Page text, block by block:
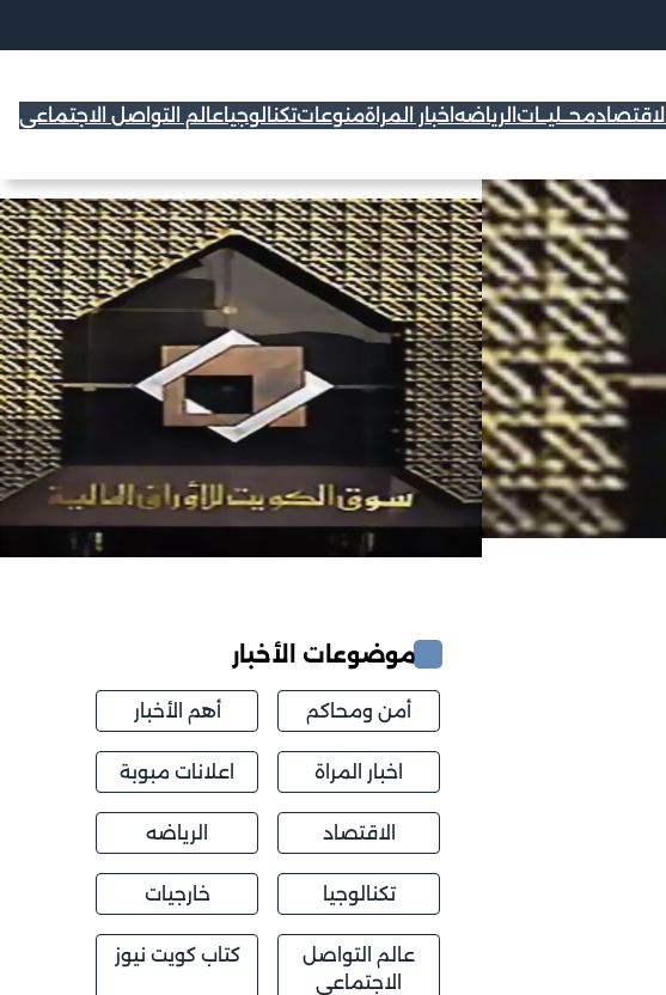
الاقتصادمحــليــات الرياضه اخبار المراةمنوعاتتكنالوجياعالم التواصل الاجتماعي
موضوعات الأخبار
أمن ومحاكم أهم الأخبار
اخبار المراة اعلانات مبوبة
الاقتصاد الرياضه
تكنالوجيا خارجيات
عالم التواصل
الاجتماعي
كتاب كويت نيوز